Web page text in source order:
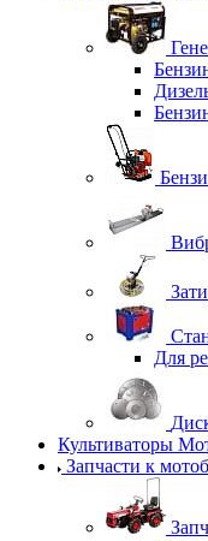
Для
Культиваторы
Запчасти к